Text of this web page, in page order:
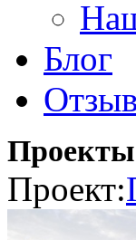
Блог
Проект: